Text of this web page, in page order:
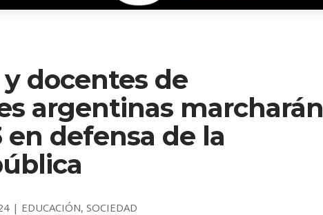
docentes de
argentinas marcharán
en defensa de la
| EDUCACIÓN,SOCIEDAD